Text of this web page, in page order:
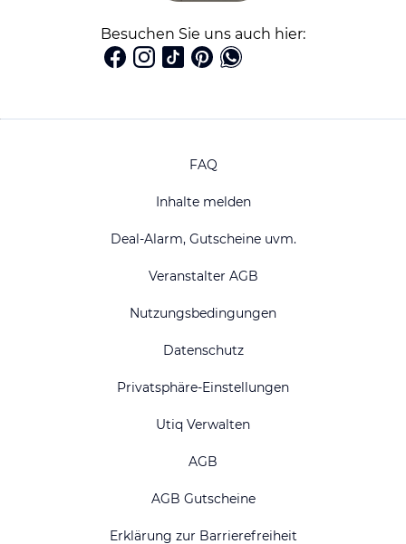
Besuchen Sie uns auch hier:
FAQ
Inhalte melden
Deal-Alarm, Gutscheine uvm.
Veranstalter AGB
Nutzungsbedingungen
Datenschutz
Privatsphäre-Einstellungen
Utiq Verwalten
AGB
AGB Gutscheine
Erklärung zur Barrierefreiheit